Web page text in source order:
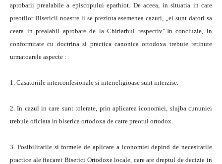
1. Casatoriile interconfesionale si interreligioase sunt interzise.
2. In cazul in care sunt tolerate, prin aplicarea iconomiei, slujba cununiei
trebuie oficiata in biserica ortodoxa de catre preotul ortodox.
3. Posibilitatile si formele de aplicare a iconomiei depind de nece­sitatile
practice ale fiecarei Biserici Ortodoxe locale, care are dreptul de decizie in